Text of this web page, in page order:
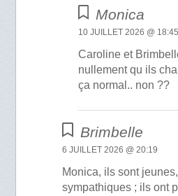
Monica
10 JUILLET 2026 @ 18:45
Caroline et
nullement qu ils
ça normal.. non ??
Brimbelle
6 JUILLET 2026 @ 20:19
Monica, ils sont
sympathiques ; ils ont